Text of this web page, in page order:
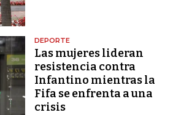
DEPORTE
Las mujeres lideran
resistencia contra
Infantino mientras la
Fifa se enfrenta a una
crisis